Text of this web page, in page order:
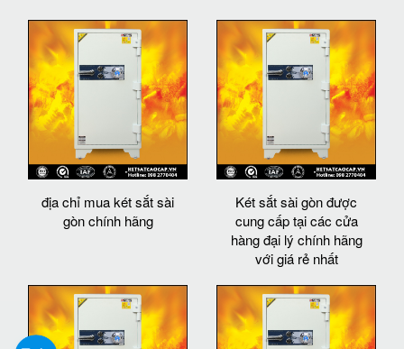
địa chỉ mua két sắt sài
gòn chính hãng
Két sắt sài gòn được
cung cấp tại các cửa
hàng đại lý chính hãng
với giá rẻ nhất